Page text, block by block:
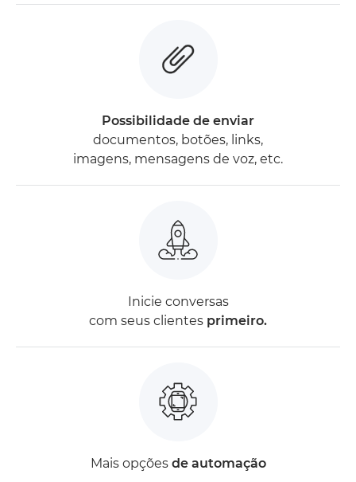
Possibilidade de enviar
documentos, botões, links,
imagens, mensagens de voz, etc.
Inicie conversas
com seus clientes primeiro.
Mais opções de automação